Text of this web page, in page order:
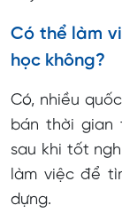
Có thể làm
học không?
Có, nhiều
bán thời gian
sau khi tốt
làm việc để
dựng.